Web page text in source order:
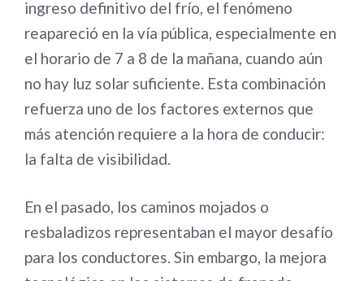
ingreso definitivo del frío, el fenómeno
reapareció en la vía pública, especialmente en
el horario de 7 a 8 de la mañana, cuando aún
no hay luz solar suficiente. Esta combinación
refuerza uno de los factores externos que
más atención requiere a la hora de conducir:
la falta de visibilidad.
En el pasado, los caminos mojados o
resbaladizos representaban el mayor desafío
para los conductores. Sin embargo, la mejora